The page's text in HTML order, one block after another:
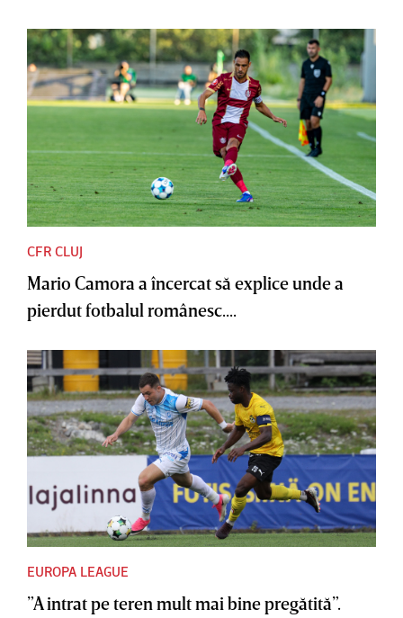
CFR CLUJ
Mario Camora a încercat să explice unde a
pierdut fotbalul românesc....
EUROPA LEAGUE
”A intrat pe teren mult mai bine pregătită”.